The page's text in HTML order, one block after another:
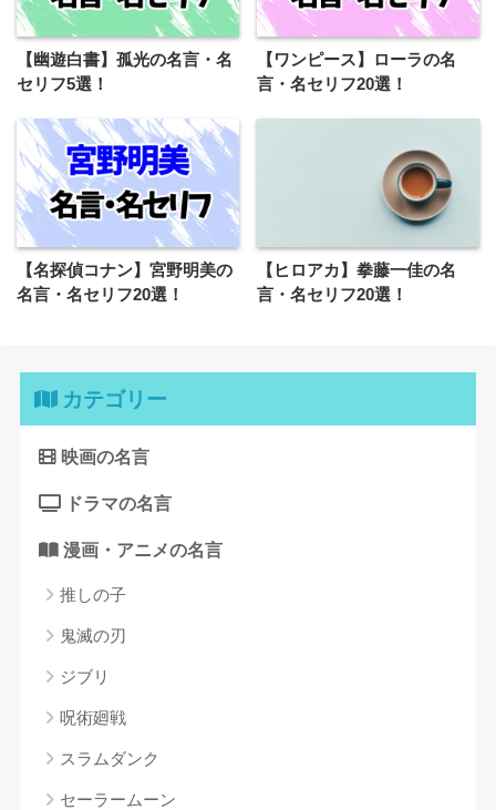
【幽遊白書】孤光の名言・名
セリフ5選！
【ワンピース】ローラの名
言・名セリフ20選！
【名探偵コナン】宮野明美の
名言・名セリフ20選！
【ヒロアカ】拳藤一佳の名
言・名セリフ20選！
カテゴリー
映画の名言
ドラマの名言
漫画・アニメの名言
推しの子
鬼滅の刃
ジブリ
呪術廻戦
スラムダンク
セーラームーン